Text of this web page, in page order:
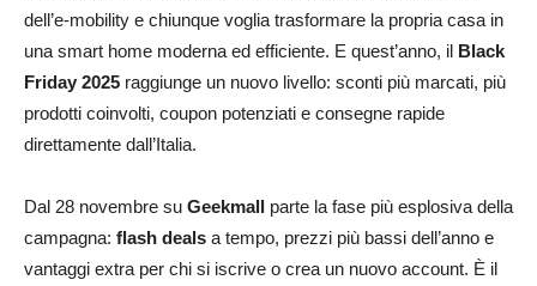
dell’e-mobility e chiunque voglia trasformare la propria casa in
una smart home moderna ed efficiente. E quest’anno, il Black
Friday 2025 raggiunge un nuovo livello: sconti più marcati, più
prodotti coinvolti, coupon potenziati e consegne rapide
direttamente dall’Italia.
Dal 28 novembre su Geekmall parte la fase più esplosiva della
campagna: flash deals a tempo, prezzi più bassi dell’anno e
vantaggi extra per chi si iscrive o crea un nuovo account. È il